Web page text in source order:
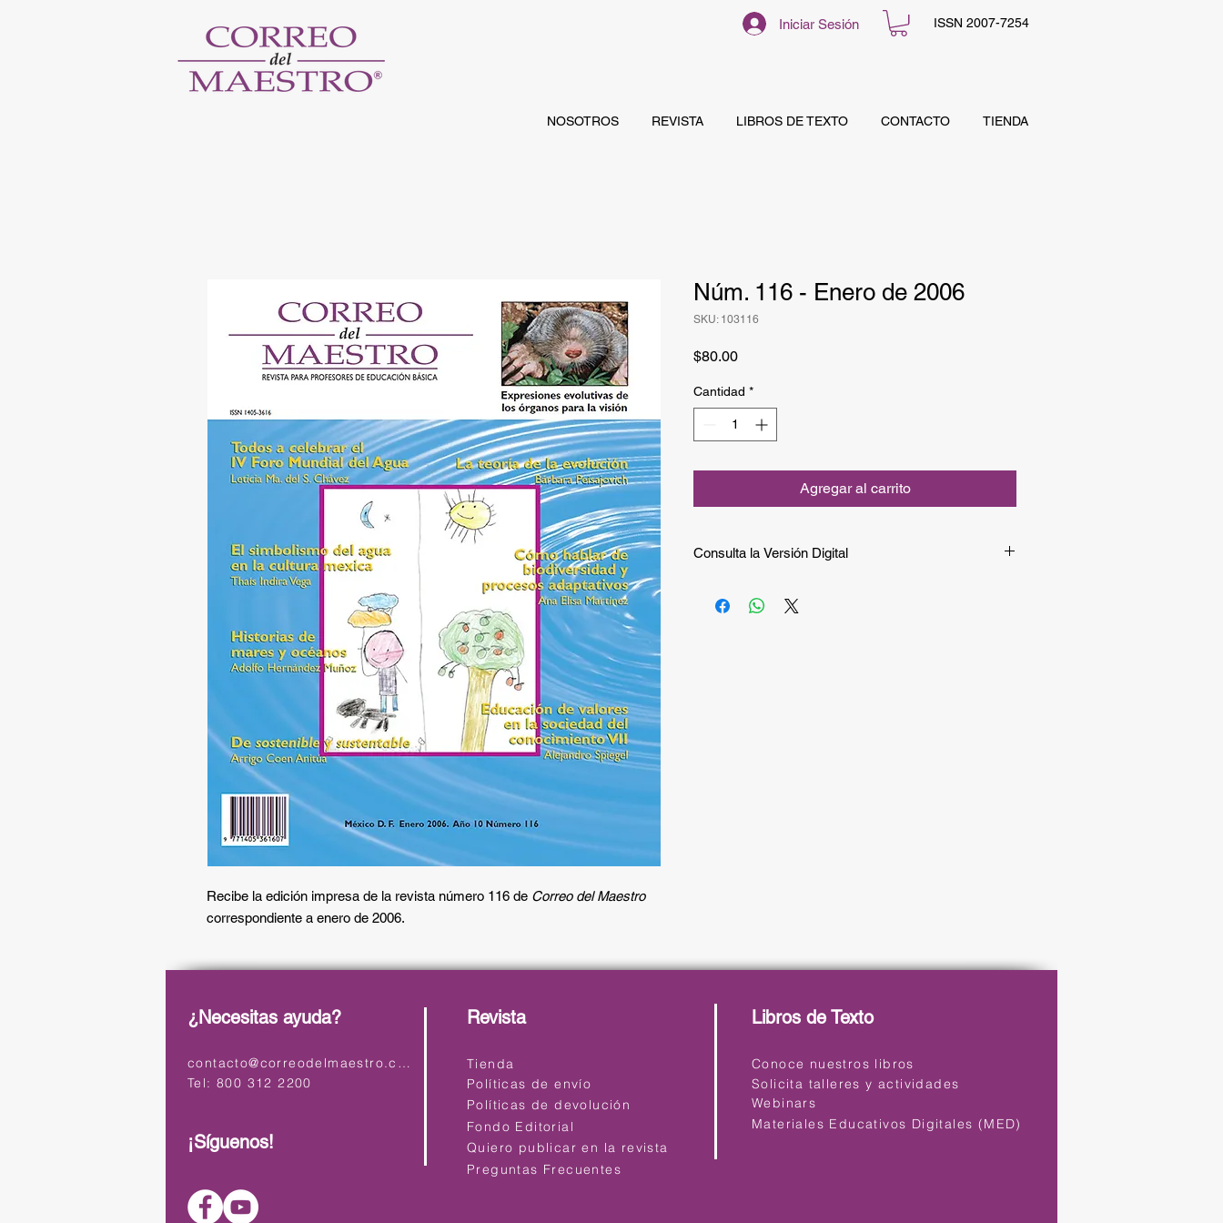
Iniciar Sesión ISSN 2007-7254
NOSOTROS REVISTA LIBROS DE TEXTO CONTACTO TIENDA
Recibe la edición impresa de la revista número 116 de Correo del Maestro
correspondiente a enero de 2006.
Núm. 116 - Enero de 2006
SKU: 103116
$80.00Precio
Cantidad *
Agregar al carrito
Consulta la Versión Digital
gratuita puedes hacerlo entrando a
¿Necesitas ayuda?
contacto@correodelmaestro.com
Tel: 800 312 2200
¡Síguenos!
Revista
Tienda
Políticas de envío
Políticas de devolución
Fondo Editorial
Quiero publicar en la revista
Preguntas Frecuentes
Libros de Texto
Conoce nuestros libros
Solicita talleres y actividades
Webinars
Materiales Educativos Digitales (MED)